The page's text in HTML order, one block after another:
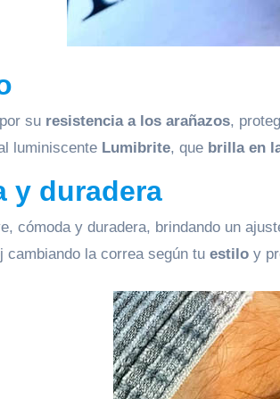
su resistencia a los arañazos,
luminiscente Lumibrite, que brilla en
y duradera
cómoda y duradera, brindando un
cambiando la correa según tu estilo y